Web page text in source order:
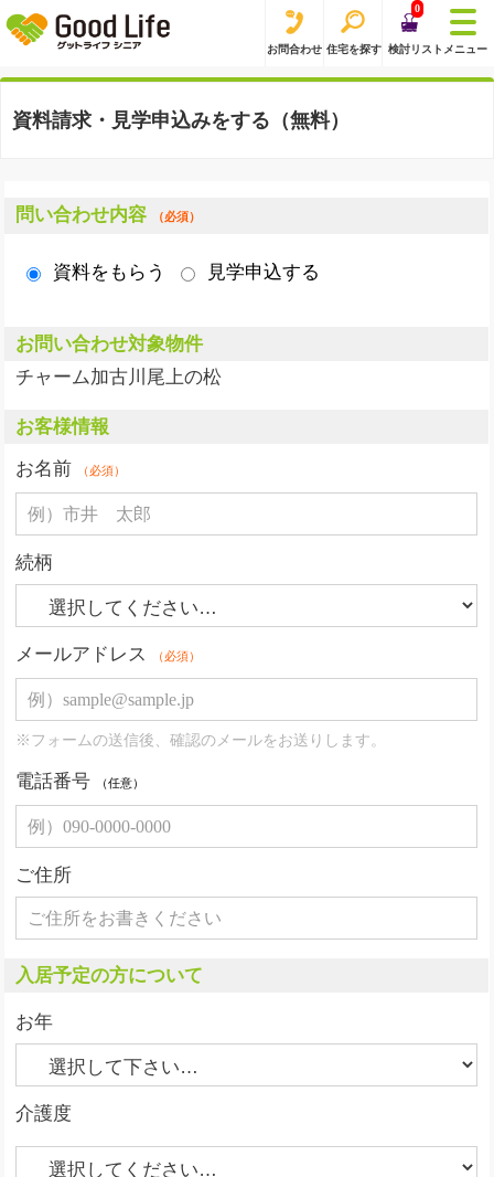
お問合わせ 住宅を探す
0
検討リスト メニュー
資料請求・見学申込みをする（無料）
問い合わせ内容 （必須）
資料をもらう 見学申込する
お問い合わせ対象物件
チャーム加古川尾上の松
お客様情報
お名前
（必須）
続柄
メールアドレス （必須）
※フォームの送信後、確認のメールをお送りします。
電話番号 （任意）
ご住所
入居予定の方について
お年
介護度